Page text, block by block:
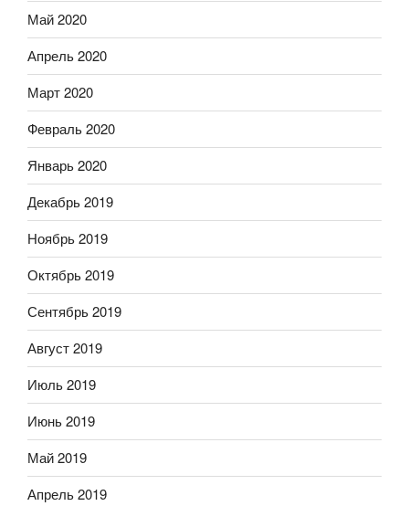
Май 2020
Апрель 2020
Март 2020
Февраль 2020
Январь 2020
Декабрь 2019
Ноябрь 2019
Октябрь 2019
Сентябрь 2019
Август 2019
Июль 2019
Июнь 2019
Май 2019
Апрель 2019